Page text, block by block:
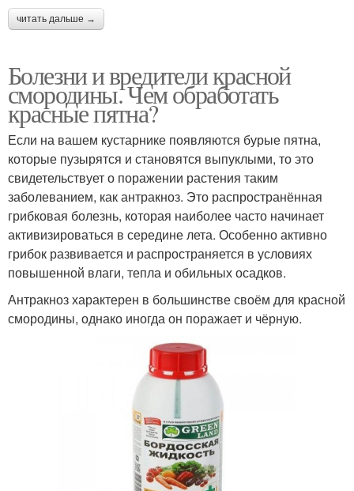
читать дальше →
Болезни и вредители красной
смородины. Чем обработать
красные пятна?
Если на вашем кустарнике появляются бурые пятна,
которые пузырятся и становятся выпуклыми, то это
свидетельствует о поражении растения таким
заболеванием, как антракноз. Это распространённая
грибковая болезнь, которая наиболее часто начинает
активизироваться в середине лета. Особенно активно
грибок развивается и распространяется в условиях
повышенной влаги, тепла и обильных осадков.
Антракноз характерен в большинстве своём для красной
смородины, однако иногда он поражает и чёрную.